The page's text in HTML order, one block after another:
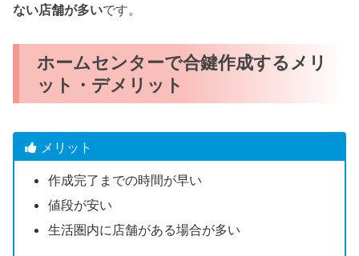
ない店舗が多いです。
ホームセンターで合鍵作成するメリ
ット・デメリット
メリット
作成完了までの時間が早い
値段が安い
生活圏内に店舗がある場合が多い